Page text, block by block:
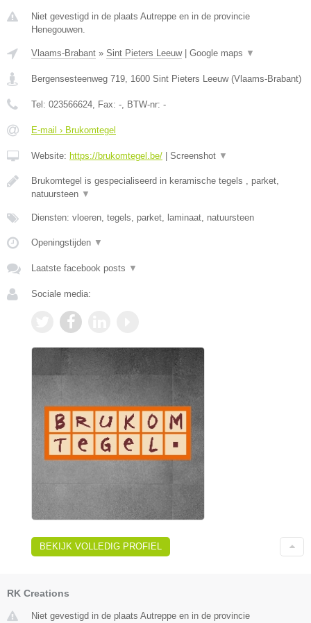
Niet gevestigd in de plaats Autreppe en in de provincie
Henegouwen.
Vlaams-Brabant » Sint Pieters Leeuw| Google maps ▼
Bergensesteenweg 719, 1600 Sint Pieters Leeuw(Vlaams-Brabant)
Tel: 023566624, Fax: -, BTW-nr: -
E-mail › Brukomtegel
Website: https://brukomtegel.be/ Screenshot ▼
Brukomtegel is gespecialiseerd in keramische tegels , parket,
natuursteen ▼
Diensten: vloeren, tegels, parket, laminaat, natuursteen
Openingstijden ▼
Laatste facebook posts ▼
Sociale media:
BEKIJK VOLLEDIG PROFIEL
RK Creations
Niet gevestigd in de plaats Autreppe en in de provincie